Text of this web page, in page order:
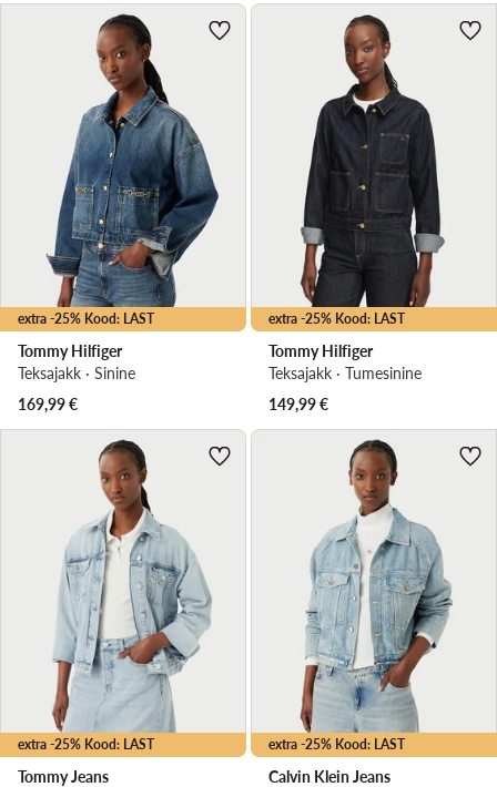
extra -25% Kood: LAST
Tommy Hilfiger
Teksajakk · Sinine
169,99€
extra -25% Kood: LAST
Tommy Hilfiger
Teksajakk · Tumesinine
149,99€
extra -25% Kood: LAST
Tommy Jeans
extra -25% Kood: LAST
Calvin Klein Jeans